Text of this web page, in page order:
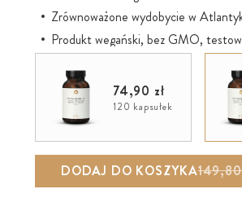
Zrównoważone wydobycie w
Produkt wegański, bez GMO,
74,90 zł
120 kapsułek
DODAJ DO KOSZYKA149,80